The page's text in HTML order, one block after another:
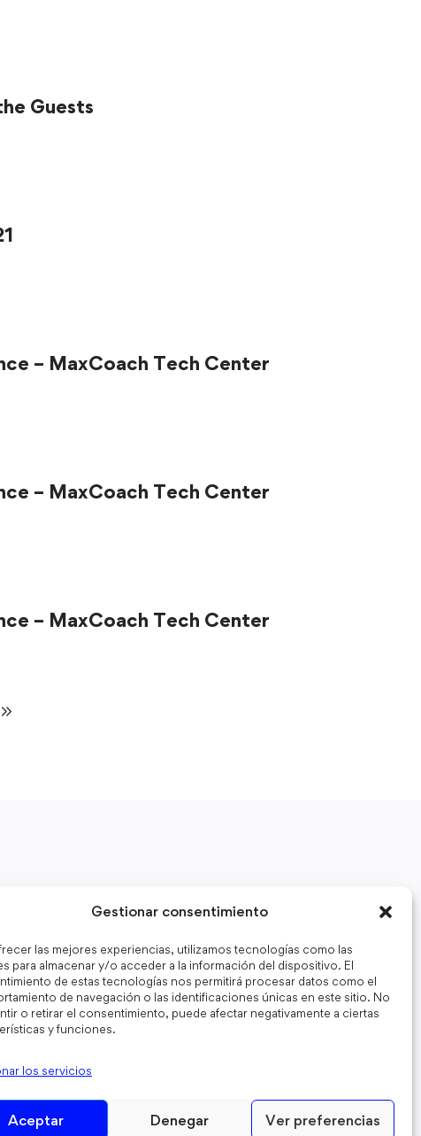
Gestionar consentimiento
las mejores experiencias, utilizamos tecnologías como las
para almacenar y/o acceder a la información del dispositivo. El
de estas tecnologías nos permitirá procesar datos como el
de navegación o las identificaciones únicas en este sitio. No
o retirar el consentimiento, puede afectar negativamente a ciertas
y funciones.
los servicios
Aceptar Denegar Ver preferencias
Guests
– MaxCoach Tech Center
– MaxCoach Tech Center
– MaxCoach Tech Center
Mantente informado
He leído y acepto los términos y condiciones